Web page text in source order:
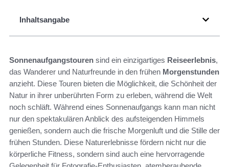
Inhaltsangabe
Sonnenaufgangstouren sind ein einzigartiges Reiseerlebnis,
das Wanderer und Naturfreunde in den frühen Morgenstunden
anzieht. Diese Touren bieten die Möglichkeit, die Schönheit der
Natur in ihrer unberührten Form zu erleben, während die Welt
noch schläft. Während eines Sonnenaufgangs kann man nicht
nur den spektakulären Anblick des aufsteigenden Himmels
genießen, sondern auch die frische Morgenluft und die Stille der
frühen Stunden. Diese Naturerlebnisse fördern nicht nur die
körperliche Fitness, sondern sind auch eine hervorragende